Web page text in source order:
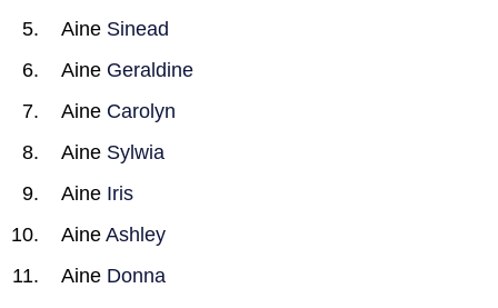
Aine Sinead
Aine Geraldine
Aine Carolyn
Aine Sylwia
Aine Iris
Aine Ashley
Aine Donna